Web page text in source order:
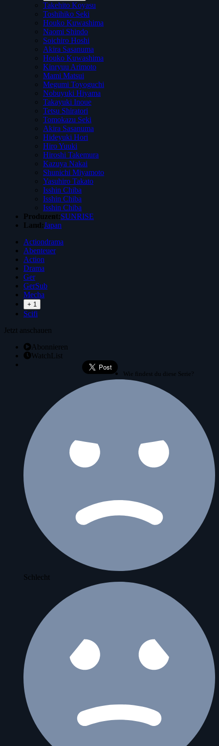
Takehito Koyasu
Toshihiko Seki
Houko Kuwashima
Naomi Shindo
Soichiro Hoshi
Akira Sasanuma
Houko Kuwashima
Kinryuu Arimoto
Mami Matsui
Megumi Toyoguchi
Nobuyuki Hiyama
Takayuki Inoue
Tetsu Shiratori
Tomokazu Seki
Akira Sasanuma
Hideyuki Hori
Hiro Yuuki
Hiroshi Takemura
Kazuya Nakai
Shunichi Miyamoto
Yasuhiro Takato
Isshin Chiba
Isshin Chiba
Isshin Chiba
Produzent:SUNRISE
Land:Japan
Actiondrama
Abenteuer
Action
Drama
Ger
GerSub
Mecha
+ 1
Scifi
Jetzt anschauen
Abonnieren
WatchList
Wie findest du diese Serie?
Schlecht